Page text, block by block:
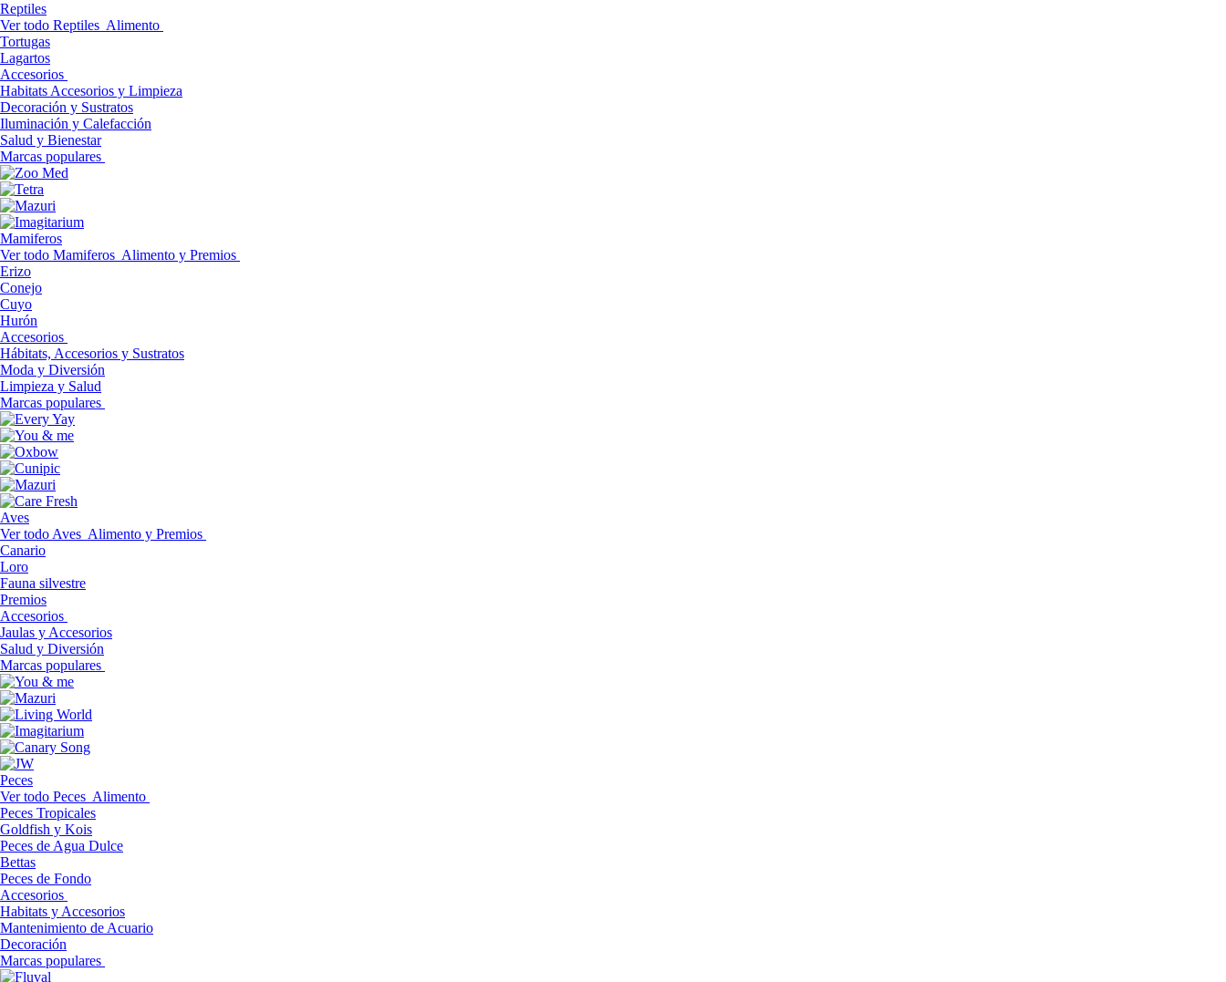
Reptiles
Ver todo Reptiles Alimento
Tortugas
Lagartos
Accesorios
Habitats Accesorios y Limpieza
Decoración y Sustratos
Iluminación y Calefacción
Salud y Bienestar
Marcas populares
Mamiferos
Ver todo Mamiferos Alimento y Premios
Erizo
Conejo
Cuyo
Hurón
Accesorios
Hábitats, Accesorios y Sustratos
Moda y Diversión
Limpieza y Salud
Marcas populares
Aves
Ver todo Aves Alimento y Premios
Canario
Loro
Fauna silvestre
Premios
Accesorios
Jaulas y Accesorios
Salud y Diversión
Marcas populares
Peces
Ver todo Peces Alimento
Peces Tropicales
Goldfish y Kois
Peces de Agua Dulce
Bettas
Peces de Fondo
Accesorios
Habitats y Accesorios
Mantenimiento de Acuario
Decoración
Marcas populares